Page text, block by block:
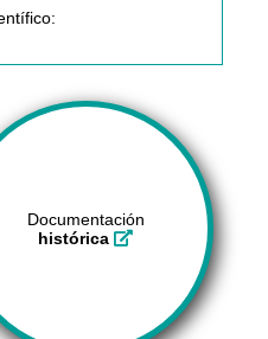
Documentación
histórica